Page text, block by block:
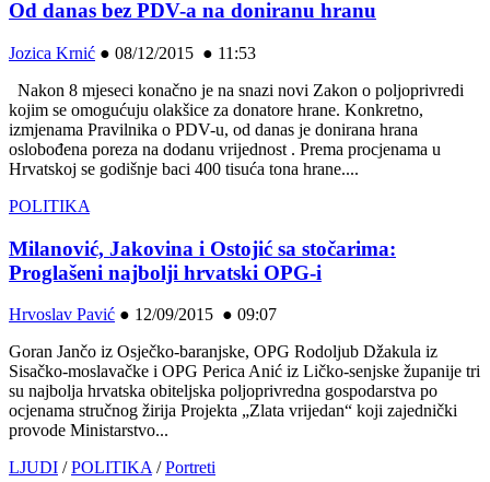
Od danas bez PDV-a na doniranu hranu
Jozica Krnić ● 08/12/2015 ● 11:53
Nakon 8 mjeseci konačno je na snazi novi Zakon o poljoprivredi
kojim se omogućuju olakšice za donatore hrane. Konkretno,
izmjenama Pravilnika o PDV-u, od danas je donirana hrana
oslobođena poreza na dodanu vrijednost . Prema procjenama u
Hrvatskoj se godišnje baci 400 tisuća tona hrane....
POLITIKA
Milanović, Jakovina i Ostojić sa stočarima:
Proglašeni najbolji hrvatski OPG-i
Hrvoslav Pavić ● 12/09/2015 ● 09:07
Goran Jančo iz Osječko-baranjske, OPG Rodoljub Džakula iz
Sisačko-moslavačke i OPG Perica Anić iz Ličko-senjske županije tri
su najbolja hrvatska obiteljska poljoprivredna gospodarstva po
ocjenama stručnog žirija Projekta „Zlata vrijedan“ koji zajednički
provode Ministarstvo...
LJUDI /POLITIKA/Portreti